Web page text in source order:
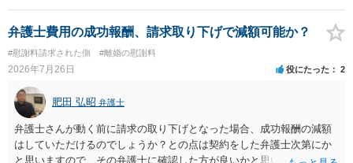
困難 仮に裁判で敗訴した場合でも、分割払いになる可能性はあります
か。 ⇒判決となり敗訴してしまった場合は、強制執行により不動産等
の財産を差し押さえられ、そこから債権回収が図られることになりま
すが、 和解であれば柔軟な解決が可能ですので、その場合は分割払
いにより支払うことも十分可能です。 ⑤ このような事情であれば、私
は120万円のみ和解交渉を続けるべきでしょうか。 ⇒ご相談者様の認
識を前提にすれば、１００万円も含めて返済する必要はないと考えら
れるため、 120万円のみについて交渉を続けることがベターかと存じ
ます。
るパターンはありえるものの、本件のような精神的損害が発生したと
明確にいえないような案件において開示がなされる可能性も低いので
弁護士費用の成功報酬、請求取り下げで減額可能か？
#慰謝料請求された側 #離婚の慰謝料
2026年7月26日 役にたった 2
肥田 弘昭 弁護士
弁護士さんが動く前に請求の取り下げとなった場合、成功報酬の減額
はしていただけるのでしょうか？との点は契約をした弁護士次第にか
と思いますので、その弁護士に確認した方が良いかと思います。ご参